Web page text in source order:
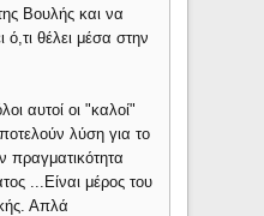
Βουλής και να
ό,τι θέλει μέσα στην
αυτοί οι "καλοί"
λύση για το
...Είναι μέρος του
Απλά